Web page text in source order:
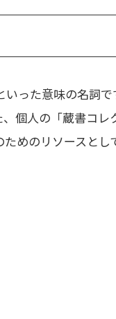
った意味の名詞
個人の「蔵書コ
めのリソースとし